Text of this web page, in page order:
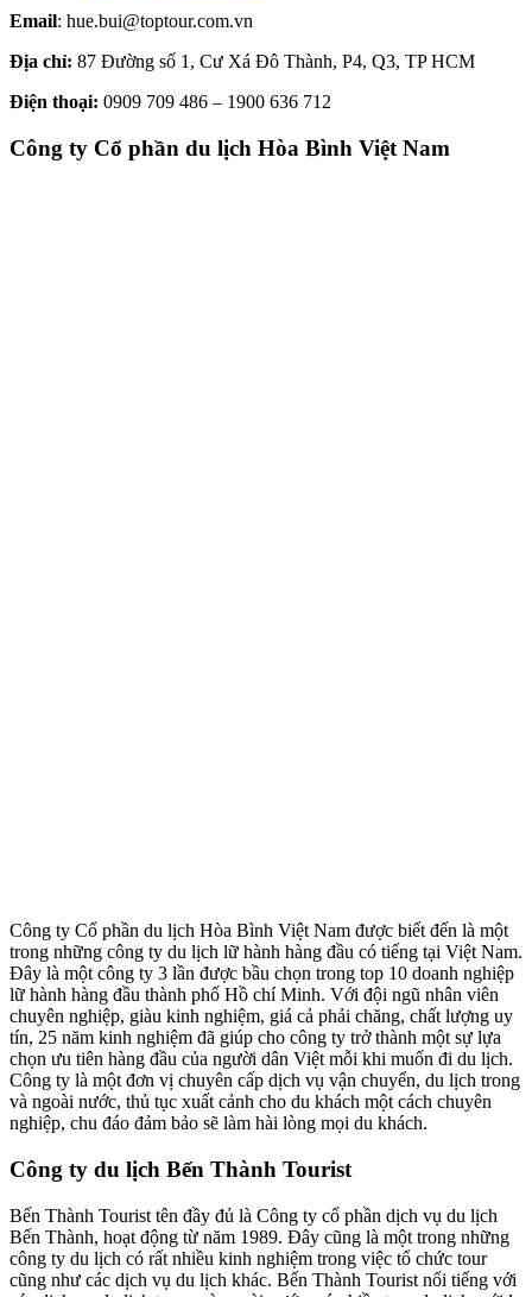
Email: hue.bui@toptour.com.vn
Địa chỉ: 87 Đường số 1, Cư Xá Đô Thành, P4, Q3, TP HCM
Điện thoại: 0909 709 486 – 1900 636 712
Công ty Cổ phần du lịch Hòa Bình Việt Nam
Công ty Cổ phần du lịch Hòa Bình Việt Nam được biết đến là một
trong những công ty du lịch lữ hành hàng đầu có tiếng tại Việt Nam.
Đây là một công ty 3 lần được bầu chọn trong top 10 doanh nghiệp
lữ hành hàng đầu thành phố Hồ chí Minh. Với đội ngũ nhân viên
chuyên nghiệp, giàu kinh nghiệm, giá cả phải chăng, chất lượng uy
tín, 25 năm kinh nghiệm đã giúp cho công ty trở thành một sự lựa
chọn ưu tiên hàng đầu của người dân Việt mỗi khi muốn đi du lịch.
Công ty là một đơn vị chuyên cấp dịch vụ vận chuyển, du lịch trong
và ngoài nước, thủ tục xuất cảnh cho du khách một cách chuyên
nghiệp, chu đáo đảm bảo sẽ làm hài lòng mọi du khách.
Công ty du lịch Bến Thành Tourist
Bến Thành Tourist tên đầy đủ là Công ty cổ phần dịch vụ du lịch
Bến Thành, hoạt động từ năm 1989. Đây cũng là một trong những
công ty du lịch có rất nhiều kinh nghiệm trong việc tổ chức tour
cũng như các dịch vụ du lịch khác. Bến Thành Tourist nổi tiếng với